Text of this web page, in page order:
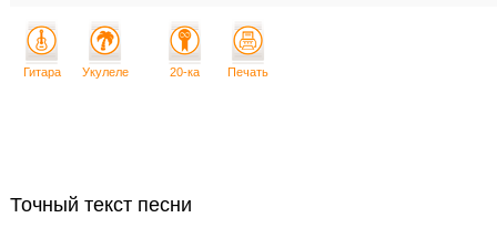
Точный текст песни
Гитара Укулеле 20-ка Печать